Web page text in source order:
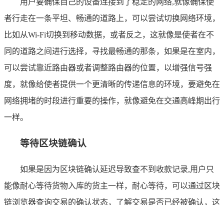
用户要确保自己的设备连接到了稳定的网络,就像确保使
者行走在一条平坦、畅通的道路上，可以尝试切换网络环境，
比如从Wi-Fi切换到移动数据，或者反之，这就像是使者在不
同的道路之间进行选择，寻找最畅通的那条，如果是在室内，
可以尝试靠近路由器或者调整路由器的位置，以增强信号强
度，就像给使者提供一个更清晰的传递信息的环境，要避免在
网络拥堵的时段进行重要的操作，就像避免在交通高峰期出行
一样。
等待区块链确认
如果是因为区块链确认延迟导致查不到收款记录,用户只
能像耐心等待货物入库的货主一样，耐心等待，可以通过区块
链浏览器查询交易的确认状态，了解交易是否已经被确认，这